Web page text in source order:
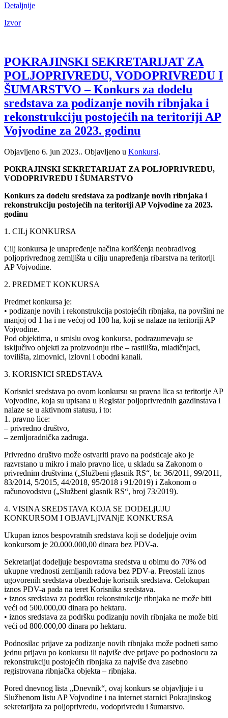
Detaljnije
Izvor
POKRAJINSKI SEKRETARIJAT ZA
POLJOPRIVREDU, VODOPRIVREDU I
ŠUMARSTVO – Konkurs za dodelu
sredstava za podizanje novih ribnjaka i
rekonstrukciju postojećih na teritoriji AP
Vojvodine za 2023. godinu
Objavljeno 6. jun 2023.. Objavljeno u Konkursi.
POKRAJINSKI SEKRETARIJAT ZA POLJOPRIVREDU,
VODOPRIVREDU I ŠUMARSTVO
Konkurs za dodelu sredstava za podizanje novih ribnjaka i
rekonstrukciju postojećih na teritoriji AP Vojvodine za 2023.
godinu
1. CILj KONKURSA
Cilj konkursa je unapređenje načina korišćenja neobradivog
poljoprivrednog zemljišta u cilju unapređenja ribarstva na teritoriji
AP Vojvodine.
2. PREDMET KONKURSA
Predmet konkursa je:
• podizanje novih i rekonstrukcija postojećih ribnjaka, na površini ne
manjoj od 1 ha i ne većoj od 100 ha, koji se nalaze na teritoriji AP
Vojvodine.
Pod objektima, u smislu ovog konkursa, podrazumevaju se
isključivo objekti za proizvodnju ribe – rastilišta, mladičnjaci,
tovilišta, zimovnici, izlovni i obodni kanali.
3. KORISNICI SREDSTAVA
Korisnici sredstava po ovom konkursu su pravna lica sa teritorije AP
Vojvodine, koja su upisana u Registar poljoprivrednih gazdinstava i
nalaze se u aktivnom statusu, i to:
1. pravno lice:
– privredno društvo,
– zemljoradnička zadruga.
Privredno društvo može ostvariti pravo na podsticaje ako je
razvrstano u mikro i malo pravno lice, u skladu sa Zakonom o
privrednim društvima („Službeni glasnik RS“, br. 36/2011, 99/2011,
83/2014, 5/2015, 44/2018, 95/2018 i 91/2019) i Zakonom o
računovodstvu („Službeni glasnik RS“, broj 73/2019).
4. VISINA SREDSTAVA KOJA SE DODELjUJU
KONKURSOM I OBJAVLjIVANjE KONKURSA
Ukupan iznos bespovratnih sredstava koji se dodeljuje ovim
konkursom je 20.000.000,00 dinara bez PDV-a.
Sekretarijat dodeljuje bespovratna sredstva u obimu do 70% od
ukupne vrednosti zemljanih radova bez PDV-a. Preostali iznos
ugovorenih sredstava obezbeđuje korisnik sredstava. Celokupan
iznos PDV-a pada na teret Korisnika sredstava.
• iznos sredstava za podršku rekonstrukcije ribnjaka ne može biti
veći od 500.000,00 dinara po hektaru.
• iznos sredstava za podršku podizanju novih ribnjaka ne može biti
veći od 800.000,00 dinara po hektaru.
Podnosilac prijave za podizanje novih ribnjaka može podneti samo
jednu prijavu po konkursu ili najviše dve prijave po podnosiocu za
rekonstrukciju postojećih ribnjaka za najviše dva zasebno
registrovana ribnjačka objekta – ribnjaka.
Pored dnevnog lista „Dnevnik“, ovaj konkurs se objavljuje i u
Službenom listu AP Vojvodine i na internet starnici Pokrajinskog
sekretarijata za poljoprivredu, vodoprivredu i šumarstvo.